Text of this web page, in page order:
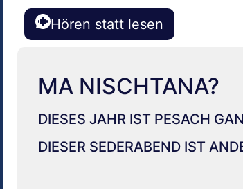
Hören statt lesen
MA NISCHTANA?
DIESES JAHR IST PESACH
DIESER SEDERABEND IST